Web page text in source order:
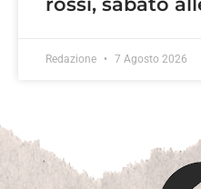
Redazione 7 Agosto 2026